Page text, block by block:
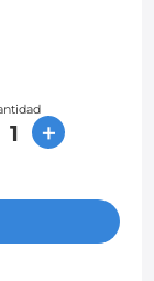
＋